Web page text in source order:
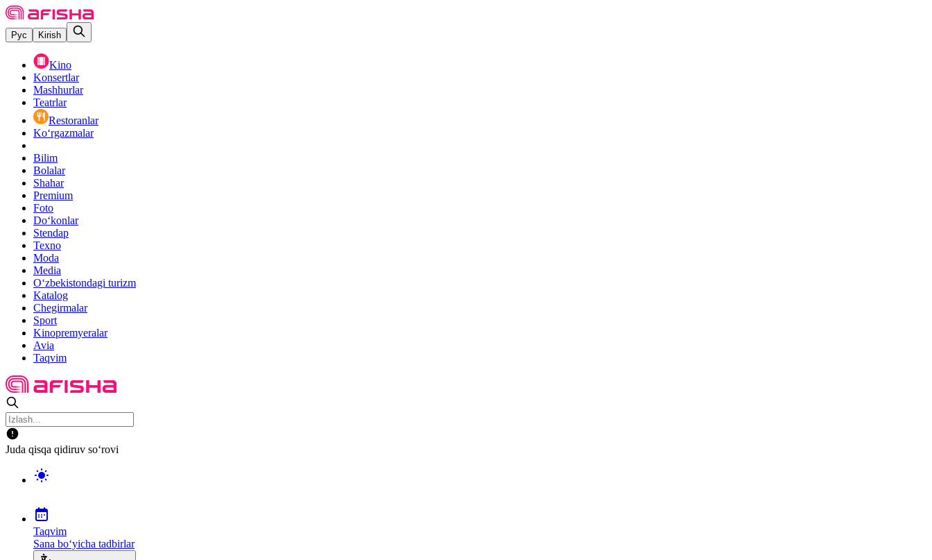
Рус Kirish
Kino
Konsertlar
Mashhurlar
Teatrlar
Restoranlar
Ko‘rgazmalar
Bilim
Bolalar
Shahar
Premium
Foto
Do‘konlar
Stendap
Texno
Moda
Media
O‘zbekistondagi turizm
Katalog
Chegirmalar
Sport
Kinopremyeralar
Avia
Taqvim
Juda qisqa qidiruv so‘rovi
Taqvim
Sana bo‘yicha tadbirlar